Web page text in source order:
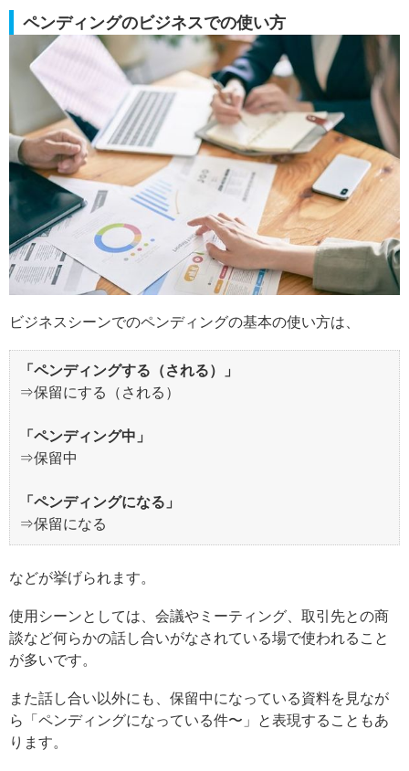
ペンディングのビジネスでの使い方
ビジネスシーンでのペンディングの基本の使い方は、
「ペンディングする（される）」
⇒保留にする（される）
「ペンディング中」
⇒保留中
「ペンディングになる」
⇒保留になる
などが挙げられます。
使用シーンとしては、会議やミーティング、取引先との商
談など何らかの話し合いがなされている場で使われること
が多いです。
また話し合い以外にも、保留中になっている資料を見なが
ら「ペンディングになっている件〜」と表現することもあ
ります。